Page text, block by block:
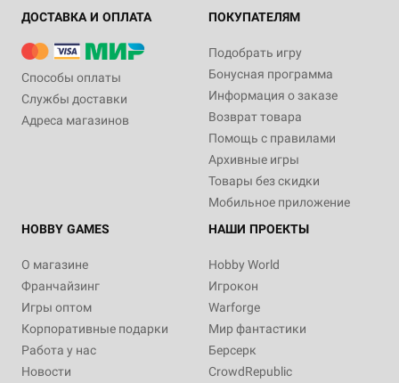
ДОСТАВКА И ОПЛАТА
Способы оплаты
Службы доставки
Адреса магазинов
ПОКУПАТЕЛЯМ
Подобрать игру
Бонусная программа
Информация о заказе
Возврат товара
Помощь с правилами
Архивные игры
Товары без скидки
Мобильное приложение
HOBBY GAMES
О магазине
Франчайзинг
Игры оптом
Корпоративные подарки
Работа у нас
Новости
НАШИ ПРОЕКТЫ
Hobby World
Игрокон
Warforge
Мир фантастики
Берсерк
CrowdRepublic